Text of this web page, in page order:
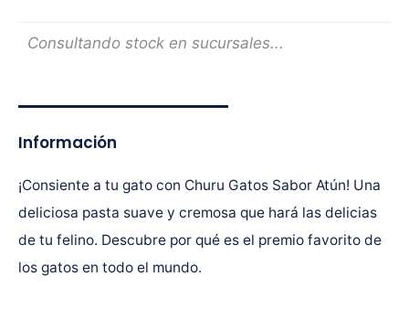
Consultando stock en sucursales...
Información
¡Consiente a tu gato con Churu Gatos Sabor Atún! Una
deliciosa pasta suave y cremosa que hará las delicias
de tu felino. Descubre por qué es el premio favorito de
los gatos en todo el mundo.